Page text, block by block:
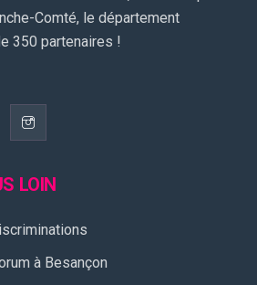
Comté, le département
350 partenaires !
LOIN
à Besançon